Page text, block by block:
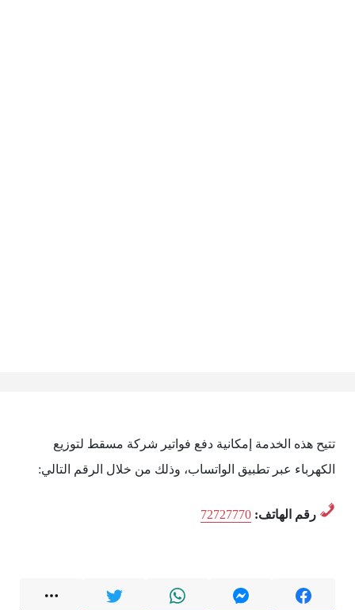
تتيح هذه الخدمة إمكانية دفع فواتير شركة مسقط لتوزيع
الكهرباء عبر تطبيق الواتساب، وذلك من خلال الرقم التالي:
رقم الهاتف: 72727770